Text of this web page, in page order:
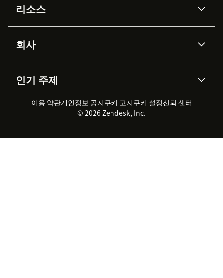
Zendesk AI
Advanced Data Privacy &
Protection
지식창고
워크포스 관리
실시간 채팅
클라이언트 포털
리소스
API & 개발자
AI 리서치
이벤트 & 웨비나
고객 사례
회사
채용 정보
지속 가능성 보고서
Zendesk Foundation
법적 정보
인기 주제
2026 CX 트렌드
제품 업데이트
고객 서비스 소프트웨어
헬프 데스크 통합 티켓 관리 소
이용 약관개인정보 공지쿠키 고지쿠키 설정신뢰 센터
© 2026 Zendesk, Inc.